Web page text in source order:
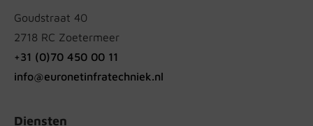
Goudstraat 40
2718 RC Zoetermeer
+31 (0)70 450 00 11
info@euronetinfratechniek.nl
Diensten